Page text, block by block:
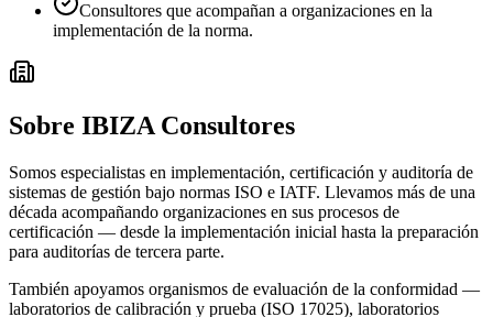
Consultores que acompañan a organizaciones en la
implementación de la norma.
Sobre IBIZA Consultores
Somos especialistas en implementación, certificación y auditoría de
sistemas de gestión bajo normas ISO e IATF. Llevamos más de una
década acompañando organizaciones en sus procesos de
certificación — desde la implementación inicial hasta la preparación
para auditorías de tercera parte.
También apoyamos organismos de evaluación de la conformidad —
laboratorios de calibración y prueba (ISO 17025), laboratorios